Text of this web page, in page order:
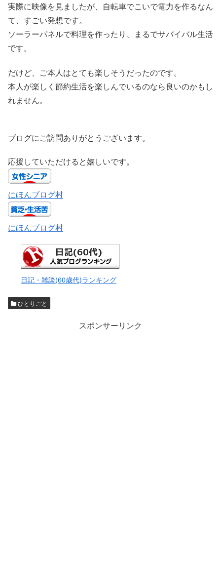
実際に映像を見ましたが、自転車でこいで電力を作るなん
て、すごい発想です。
ソーラーパネルで料理を作ったり、まるでサバイバル生活
です。
だけど、ご本人はとても楽しそうだったのです。
本人が楽しく節約生活を楽しんでいるのなら良いのかもし
れません。
ブログにご訪問ありがとうございます。
応援していただけると嬉しいです。
にほんブログ村
にほんブログ村
日記・雑談(60歳代)ランキング
ひとりごと
スポンサーリンク